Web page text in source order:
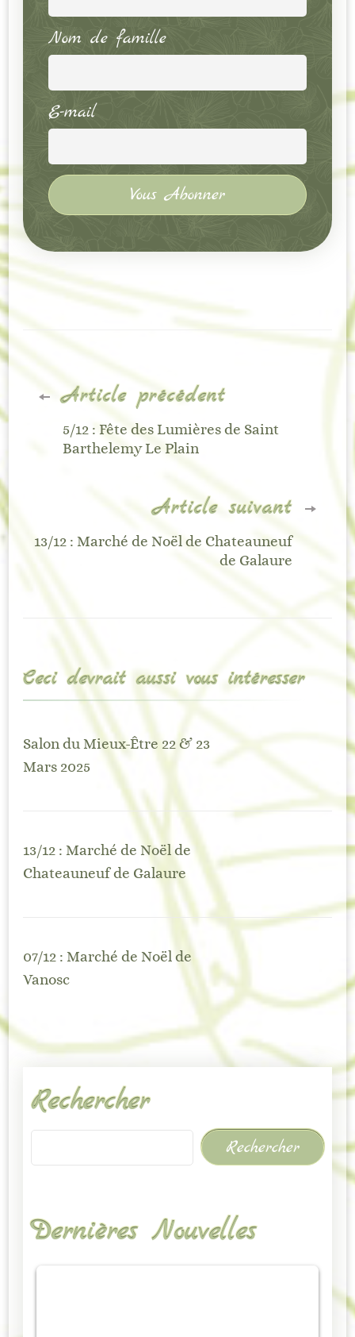
Nom de famille
E-mail
Navigation
d'article
Article précédent
5/12 : Fête des Lumières de Saint
Barthelemy Le Plain
Article suivant
13/12 : Marché de Noël de Chateauneuf
de Galaure
Ceci devrait aussi vous intéresser
Salon du Mieux-Être 22 & 23
Mars 2025
13/12 : Marché de Noël de
Chateauneuf de Galaure
07/12 : Marché de Noël de
Vanosc
Rechercher
Rechercher
Dernières Nouvelles